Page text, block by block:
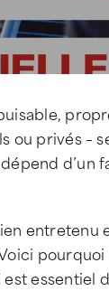
ou privés –
d’un
pourquoi
essentiel